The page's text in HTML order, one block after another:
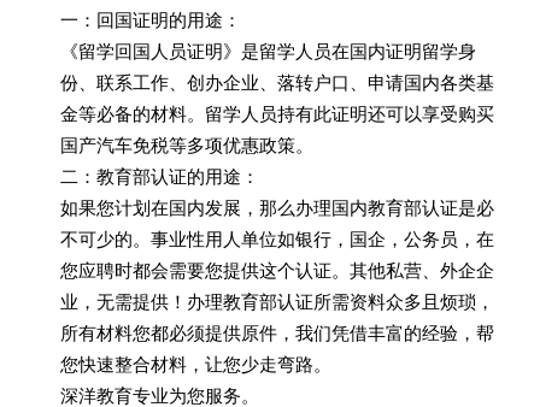
一：回国证明的用途：
《留学回国人员证明》是留学人员在国内证明留学身
份、联系工作、创办企业、落转户口、申请国内各类基
金等必备的材料。留学人员持有此证明还可以享受购买
国产汽车免税等多项优惠政策。
二：教育部认证的用途：
如果您计划在国内发展，那么办理国内教育部认证是必
不可少的。事业性用人单位如银行，国企，公务员，在
您应聘时都会需要您提供这个认证。其他私营、外企企
业，无需提供！办理教育部认证所需资料众多且烦琐，
所有材料您都必须提供原件，我们凭借丰富的经验，帮
您快速整合材料，让您少走弯路。
深洋教育专业为您服务。